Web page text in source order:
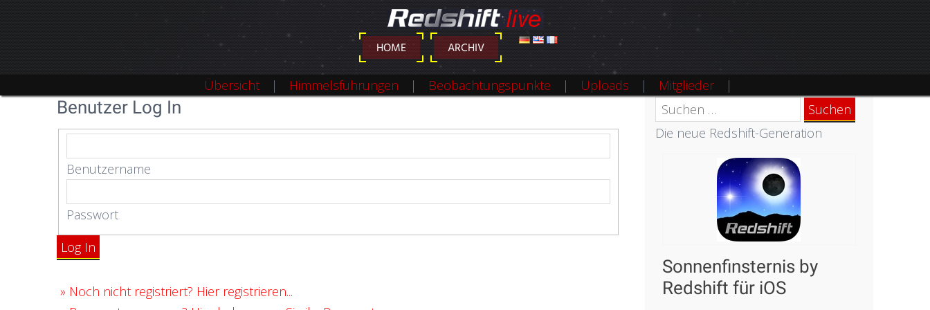
HOME ARCHIV
DEUTSCH ENGLISH FRANÇAIS
Übersicht Himmelsführungen Beobachtungspunkte Uploads Mitglieder
Benutzer Log In
Benutzername
Passwort
Log In
» Noch nicht registriert? Hier registrieren...
Suchen
nach:
Die neue Redshift-Generation
Sonnenfinsternis by
Redshift für iOS